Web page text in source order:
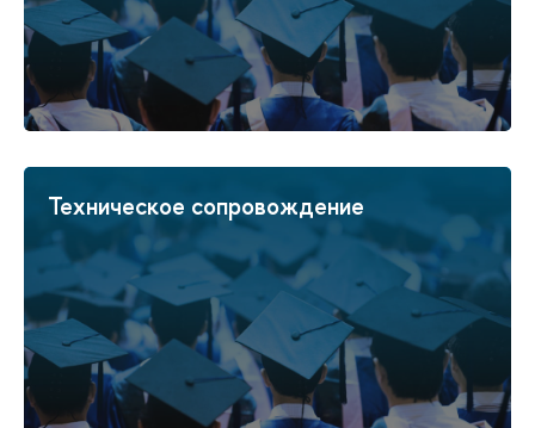
Техническое сопровождение